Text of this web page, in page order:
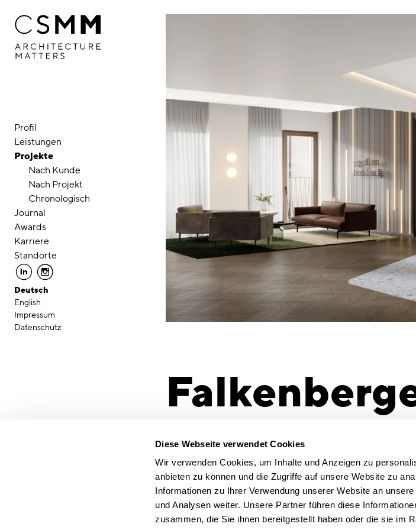
Diese Webseite verwendet Cookies
Wir verwenden Cookies, um Inhalte und Anzeigen zu
anbieten zu können und die Zugriffe auf unsere Website zu
Informationen zu Ihrer Verwendung unserer Website an
und Analysen weiter. Unsere Partner führen diese
zusammen, die Sie ihnen bereitgestellt haben oder die sie im
Profil
Leistungen
Projekte
Nach Kunde
Nach Projekt
Chronologisch
Journal
Awards
Karriere
Standorte
linkedin instagram
Deutsch
English
Impressum
Datenschutz
München:
Konzept